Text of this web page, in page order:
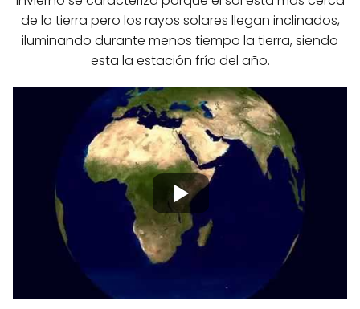
de la tierra pero los rayos solares llegan inclinados,
iluminando durante menos tiempo la tierra, siendo
esta la estación fría del año.